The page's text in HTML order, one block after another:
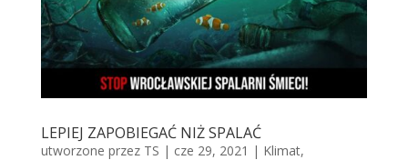
LEPIEJ ZAPOBIEGAĆ NIŻ SPALAĆ
utworzone przez TS | cze 29, 2021 | Klimat,